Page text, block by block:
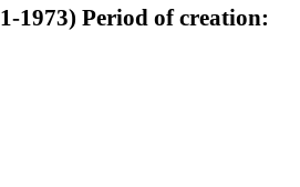
1973) Period of creation: